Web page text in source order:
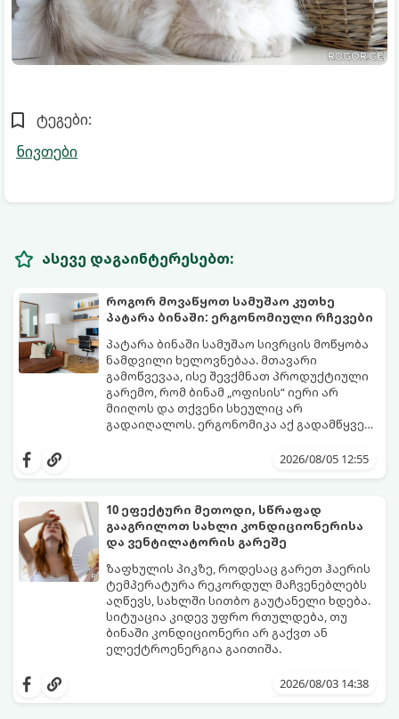
ტეგები:
ნივთები
ასევე დაგაინტერესებთ:
როგორ მოვაწყოთ სამუშაო კუთხე
პატარა ბინაში: ერგონომიული რჩევები
პატარა ბინაში სამუშაო სივრცის მოწყობა
ნამდვილი ხელოვნებაა. მთავარი
გამოწვევაა, ისე შევქმნათ პროდუქტიული
გარემო, რომ ბინამ „ოფისის“ იერი არ
მიიღოს და თქვენი სხეულიც არ
გადაიღალოს. ერგონომიკა აქ გადამწყვეტ
2026/08/05 12:55
10 ეფექტური მეთოდი, სწრაფად
გააგრილოთ სახლი კონდიციონერისა
და ვენტილატორის გარეშე
ზაფხულის პიკზე, როდესაც გარეთ ჰაერის
ტემპერატურა რეკორდულ მაჩვენებლებს
აღწევს, სახლში სითბო გაუტანელი ხდება.
სიტუაცია კიდევ უფრო რთულდება, თუ
ბინაში კონდიციონერი არ გაქვთ ან
ელექტროენერგია გაითიშა.
კანონები და გამოცდილი ყოფითი ხრიკები,
2026/08/03 14:38